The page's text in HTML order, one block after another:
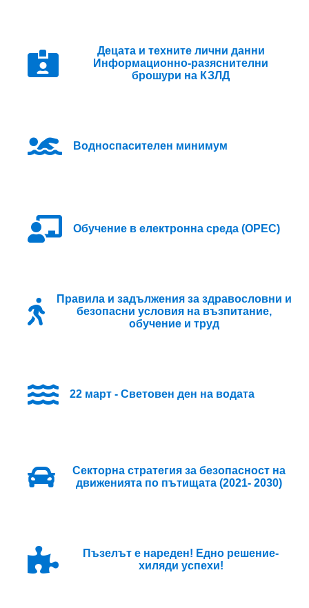
Децата и техните лични данни
Информационно-разяснителни
брошури на КЗЛД
Водноспасителен минимум
Oбучение в електронна среда (ОРЕС)
Правила и задължения за здравословни и
безопасни условия на възпитание,
обучение и труд
22 март - Световен ден на водата
Секторна стратегия за безопасност на
движенията по пътищата (2021- 2030)
Пъзелът е нареден! Едно решение-
хиляди успехи!